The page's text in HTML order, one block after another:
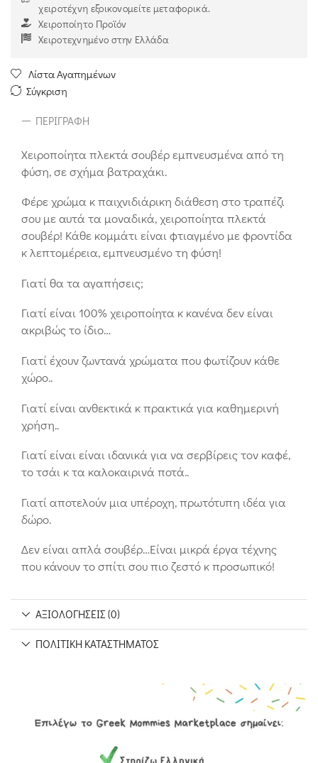
χειροτέχνη εξοικονομείτε μεταφορικά.
Χειροποίητο Προϊόν
Χειροτεχνημένο στην Ελλάδα
Λίστα Αγαπημένων
Σύγκριση
ΠΕΡΙΓΡΑΦΉ
Χειροποίητα πλεκτά σουβέρ εμπνευσμένα από τη
φύση, σε σχήμα βατραχάκι.
Φέρε χρώμα κ παιχνιδιάρικη διάθεση στο τραπέζι
σου με αυτά τα μοναδικά, χειροποίητα πλεκτά
σουβέρ! Κάθε κομμάτι είναι φτιαγμένο με φροντίδα
κ λεπτομέρεια, εμπνευσμένο τη φύση!
Γιατί θα τα αγαπήσεις;
Γιατί είναι 100% χειροποίητα κ κανένα δεν είναι
ακριβώς το ίδιο…
Γιατί έχουν ζωντανά χρώματα που φωτίζουν κάθε
χώρο..
Γιατί είναι ανθεκτικά κ πρακτικά για καθημερινή
χρήση..
Γιατί είναι είναι ιδανικά για να σερβίρεις τον καφέ,
το τσάι κ τα καλοκαιρινά ποτά..
Γιατί αποτελούν μια υπέροχη, πρωτότυπη ιδέα για
δώρο.
Δεν είναι απλά σουβέρ…Είναι μικρά έργα τέχνης
που κάνουν το σπίτι σου πιο ζεστό κ προσωπικό!
ΑΞΙΟΛΟΓΉΣΕΙΣ (0)
ΠΟΛΙΤΙΚΉ ΚΑΤΑΣΤΉΜΑΤΟΣ